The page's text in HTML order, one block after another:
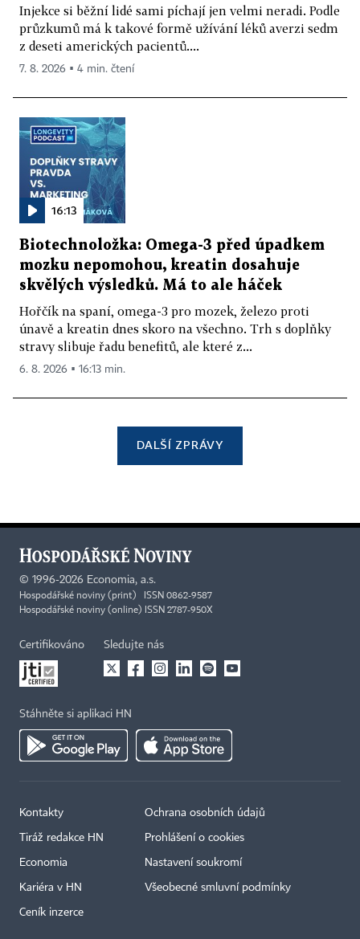
Injekce si běžní lidé sami píchají jen velmi neradi. Podle
průzkumů má k takové formě užívání léků averzi sedm
z deseti amerických pacientů....
7. 8. 2026 ▪ 4 min. čtení
16:13
Biotechnoložka: Omega-3 před úpadkem
mozku nepomohou, kreatin dosahuje
skvělých výsledků. Má to ale háček
Hořčík na spaní, omega-3 pro mozek, železo proti
únavě a kreatin dnes skoro na všechno. Trh s doplňky
stravy slibuje řadu benefitů, ale které z...
6. 8. 2026 ▪ 16:13 min.
DALŠÍ ZPRÁVY
© 1996-2026 Economia, a.s.
Hospodářské noviny (print) ISSN 0862-9587
Hospodářské noviny (online) ISSN 2787-950X
Certifikováno Sledujte nás
Stáhněte si aplikaci HN
Kontakty
Tiráž redakce HN
Economia
Kariéra v HN
Ceník inzerce
Ochrana osobních údajů
Prohlášení o cookies
Nastavení soukromí
Všeobecné smluvní podmínky